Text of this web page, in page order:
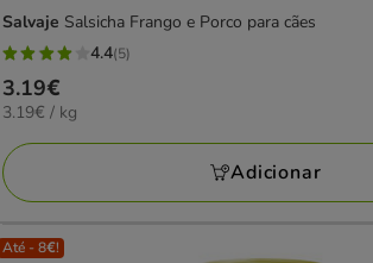
Salvaje Salsicha Frango e Porco para cães
4.4
estrelas
com
5
avaliações
4.4(5)
Preço
3.19€
3.19€
3.19€
KG
3.19€ / kg
Adicionar
Até - 8€!